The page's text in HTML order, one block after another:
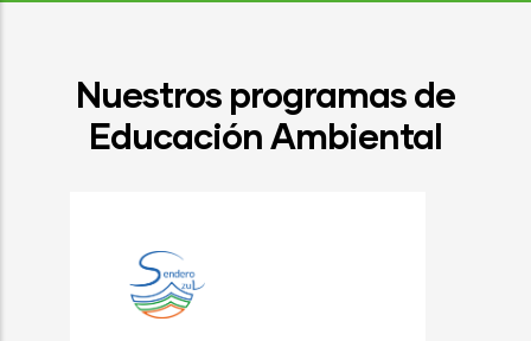
Nuestros programas de
Educación Ambiental